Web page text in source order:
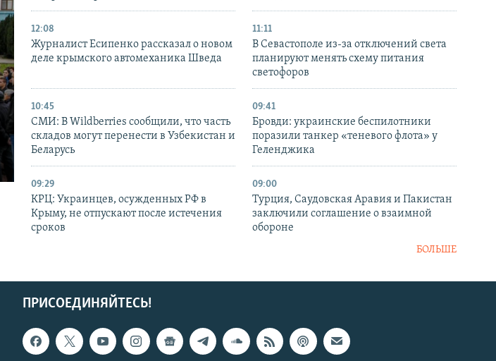
12:08
Журналист Есипенко рассказал о новом
деле крымского автомеханика Шведа
11:11
В Севастополе из-за отключений света
планируют менять схему питания
светофоров
10:45
СМИ: В Wildberries сообщили, что часть
складов могут перенести в Узбекистан и
Беларусь
09:41
Бровди: украинские беспилотники
поразили танкер «теневого флота» у
Геленджика
09:29
КРЦ: Украинцев, осужденных РФ в
Крыму, не отпускают после истечения
сроков
09:00
Турция, Саудовская Аравия и Пакистан
заключили соглашение о взаимной
обороне
БОЛЬШЕ
ПРИСОЕДИНЯЙТЕСЬ!